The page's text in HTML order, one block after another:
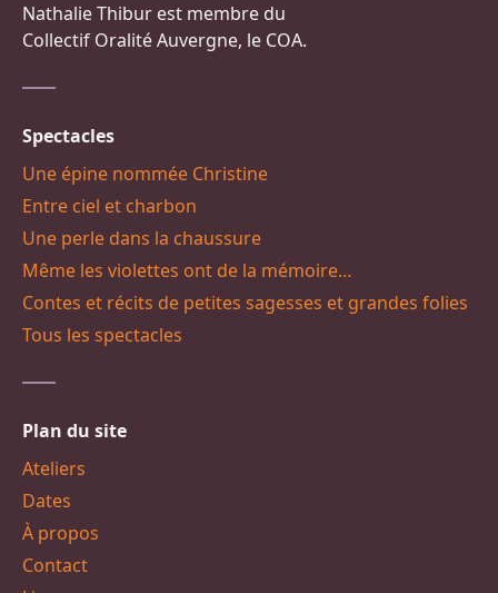
Nathalie Thibur est membre du
Collectif Oralité Auvergne, le COA.
Spectacles
Une épine nommée Christine
Entre ciel et charbon
Une perle dans la chaussure
Même les violettes ont de la mémoire…
Contes et récits de petites sagesses et grandes folies
Tous les spectacles
Plan du site
Ateliers
Dates
À propos
Contact